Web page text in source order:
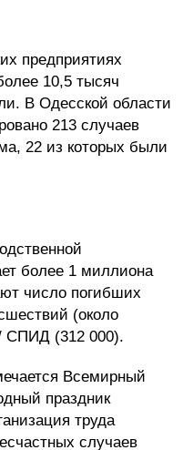
предприятиях
10,5 тысяч
В Одесской области
213 случаев
22 из которых были
более 1 миллиона
число погибших
(около
СПИД (312 000).
Всемирный
праздник
труда
случаев